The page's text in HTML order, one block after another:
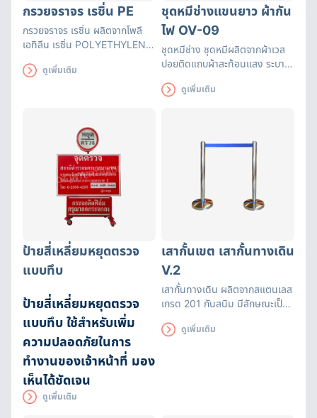
กรวยจราจร เรซิ่น PE
กรวยจราจร เรซิ่น ผลิตจากโพลี
เอทิลีน เรซิ่น POLYETHYLENE
คืนรูปได้เร็ว ทนทานต่อแรงทับจาก
ดูเพิ่มเติม
ชุดหมีช่างแขนยาว ผ้ากัน
ไฟ OV-09
ชุดหมีช่าง ชุดหมีผลิตจากผ้าเวส
ปอยติดแถบผ้าสะท้อนแสง ระบาย
งานเจียร งานเชื่อม
ดูเพิ่มเติม
ป้ายสี่เหลี่ยมหยุดตรวจ
แบบทึบ
ป้ายสี่เหลี่ยมหยุดตรวจ
แบบทึบ ใช้สำหรับเพิ่ม
ความปลอดภัยในการ
ทำงานของเจ้าหน้าที่ มอง
เห็นได้ชัดเจน
ดูเพิ่มเติม
เสากั้นเขต เสากั้นทางเดิน
V.2
เสากั้นทางเดิน ผลิตจากสแตนเลส
เกรด 201 กันสนิม มีลักษณะเป็น
สามารถยืดความยาวได้ระหว่างถึง
ดูเพิ่มเติม